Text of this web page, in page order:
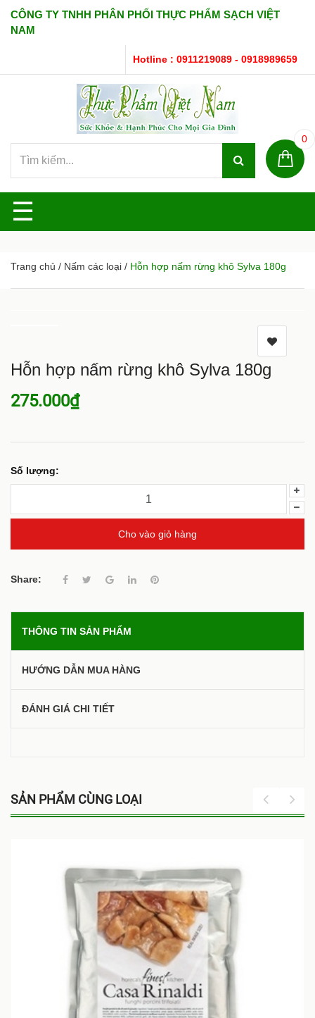
CÔNG TY TNHH PHÂN PHỐI THỰC PHẨM SẠCH VIỆT
NAM
Hotline : 0911219089 - 0918989659
0
☰
Trang chủ / Nấm các loại / Hỗn hợp nấm rừng khô Sylva 180g
Hỗn hợp nấm rừng khô Sylva 180g
275.000₫
Số lượng:
Cho vào giỏ hàng
Share:
THÔNG TIN SẢN PHẨM
HƯỚNG DẪN MUA HÀNG
ĐÁNH GIÁ CHI TIẾT
SẢN PHẨM CÙNG LOẠI